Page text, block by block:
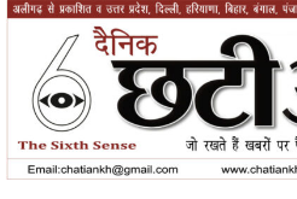
Skip
content